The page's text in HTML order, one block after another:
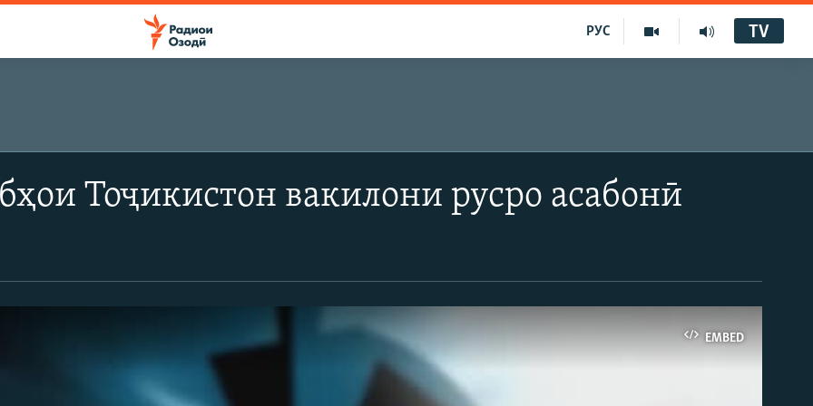
РУС TV
Тоҷикистон вакилони русро асабонӣ
EMBED